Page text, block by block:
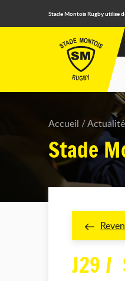
Stade Montois Rugby utilise
Accueil
Stade
J29 /